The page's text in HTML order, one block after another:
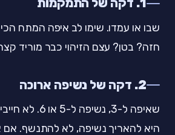
1. דקה של התמקמות
שבו או עמדו. שימו לב איפה המתח
חזה? בטן? עצם הזיהוי כבר מוריד
2. דקה של נשיפה ארוכה
שאיפה ל-3,
היא להאריך נשיפה, לא להתנשף. אם